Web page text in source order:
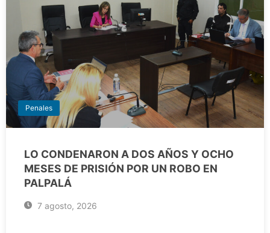
Penales
LO CONDENARON A DOS AÑOS Y OCHO
MESES DE PRISIÓN POR UN ROBO EN
PALPALÁ
7 agosto, 2026